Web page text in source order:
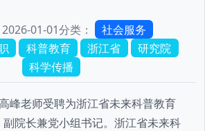
01-01分类：
社会服务
科普教育 浙江省
研究院
科学传播
峰老师受聘为浙江省未来科普教育
院长兼党小组书记。浙江省未来科